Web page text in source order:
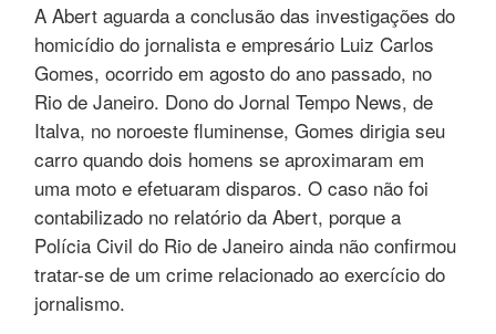
A Abert aguarda a conclusão das investigações do
homicídio do jornalista e empresário Luiz Carlos
Gomes, ocorrido em agosto do ano passado, no
Rio de Janeiro. Dono do Jornal Tempo News, de
Italva, no noroeste fluminense, Gomes dirigia seu
carro quando dois homens se aproximaram em
uma moto e efetuaram disparos. O caso não foi
contabilizado no relatório da Abert, porque a
Polícia Civil do Rio de Janeiro ainda não confirmou
tratar-se de um crime relacionado ao exercício do
jornalismo.